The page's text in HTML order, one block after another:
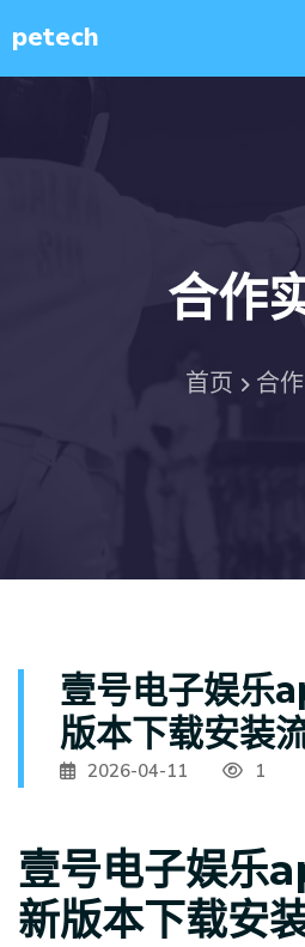
合作
首页 合
壹号电子娱乐
版本下载安装
2026-04-11 1
壹号电子娱乐
新版本下载安